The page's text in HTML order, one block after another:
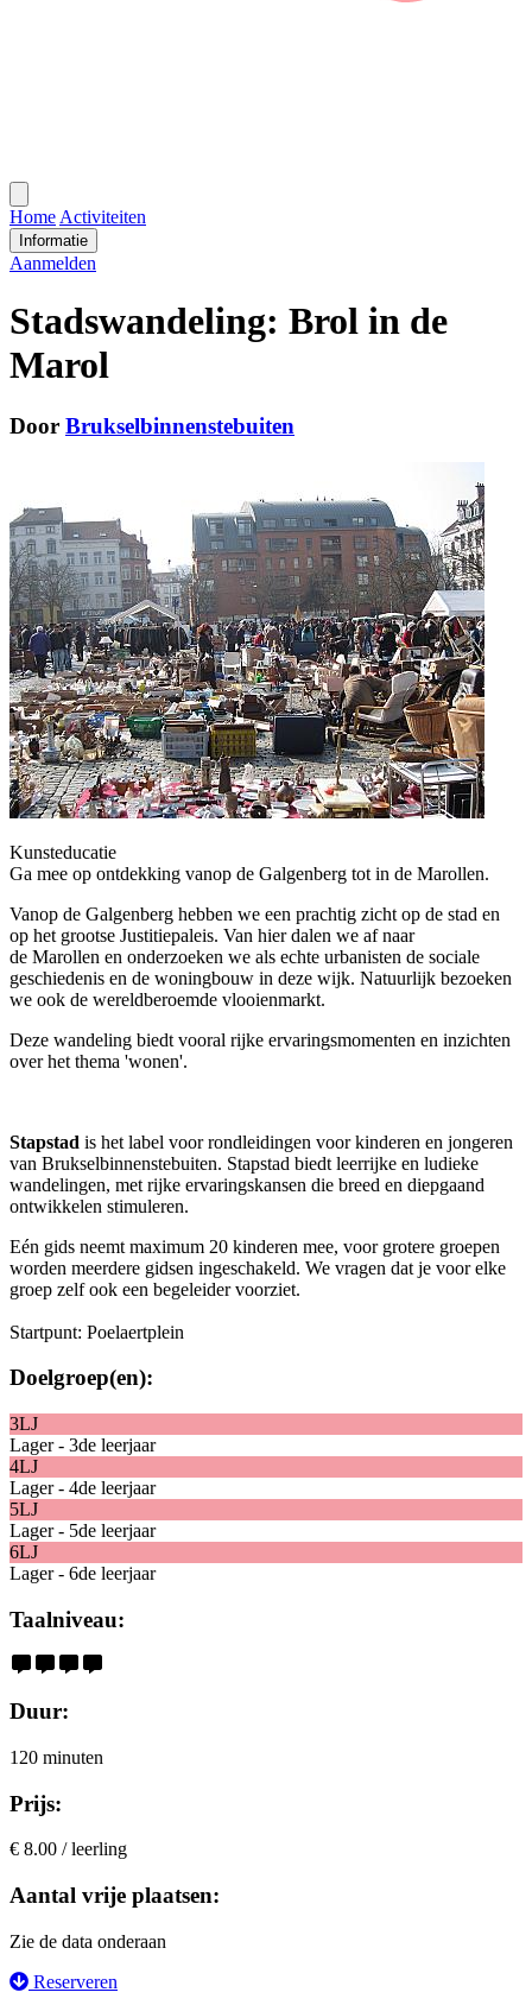
menu
Home Activiteiten
Informatie
Aanmelden
Stadswandeling: Brol in de
Marol
Door Brukselbinnenstebuiten
Kunsteducatie
Ga mee op ontdekking vanop de Galgenberg tot in de Marollen.
Vanop de Galgenberg hebben we een prachtig zicht op de stad en
op het grootse Justitiepaleis. Van hier dalen we af naar
de Marollen en onderzoeken we als echte urbanisten de sociale
geschiedenis en de woningbouw in deze wijk. Natuurlijk bezoeken
we ook de wereldberoemde vlooienmarkt.
Deze wandeling biedt vooral rijke ervaringsmomenten en inzichten
over het thema 'wonen'.
Stapstad is het label voor rondleidingen voor kinderen en jongeren
van Brukselbinnenstebuiten. Stapstad biedt leerrijke en ludieke
wandelingen, met rijke ervaringskansen die breed en diepgaand
ontwikkelen stimuleren.
Eén gids neemt maximum 20 kinderen mee, voor grotere groepen
worden meerdere gidsen ingeschakeld. We vragen dat je voor elke
groep zelf ook een begeleider voorziet.
Startpunt: Poelaertplein
Doelgroep(en):
3LJ
Lager - 3de leerjaar
4LJ
Lager - 4de leerjaar
5LJ
Lager - 5de leerjaar
6LJ
Lager - 6de leerjaar
Taalniveau:
Duur:
120 minuten
Prijs:
€ 8.00 / leerling
Aantal vrije plaatsen:
Zie de data onderaan
Reserveren